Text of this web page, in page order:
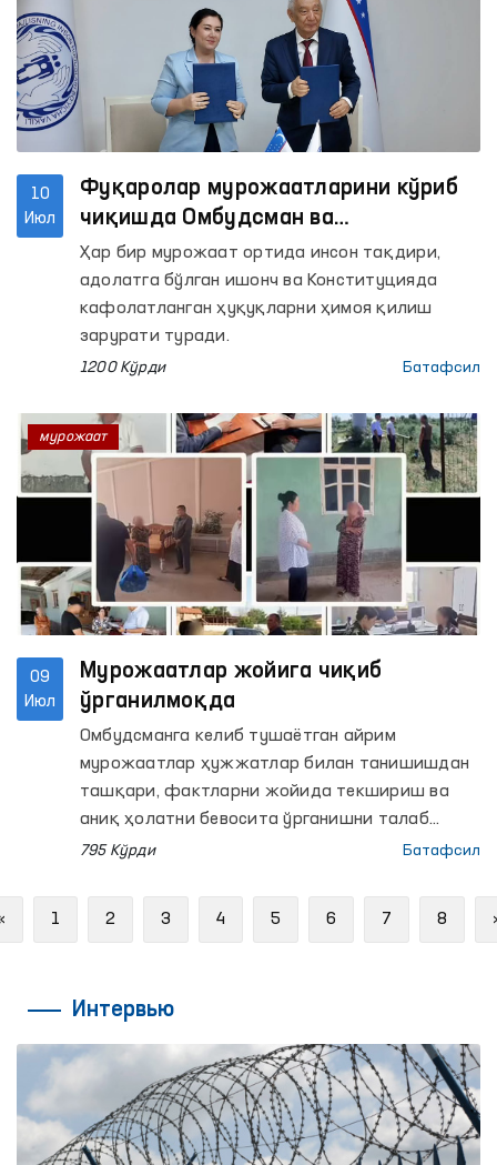
10
Июл
Фуқаролар мурожаатларини кўриб
чиқишда Омбудсман ва
Конституциявий суднинг
ҳамкорлигини кучайтириш
масалалари муҳокама қилинди
Ҳар бир мурожаат ортида инсон тақдири,
адолатга бўлган ишонч ва Конституцияда
кафолатланган ҳуқуқларни ҳимоя қилиш
зарурати туради.
1200 Кўрди Батафсил
09
Июл
Мурожаатлар жойига чиқиб
ўрганилмоқда
Омбудсманга келиб тушаётган айрим
мурожаатлар ҳужжатлар билан танишишдан
ташқари, фактларни жойида текшириш ва
аниқ ҳолатни бевосита ўрганишни талаб
қилади.
795 Кўрди Батафсил
мурожаат
Previous
1 2 3 4 5 6 7 8
Интервью